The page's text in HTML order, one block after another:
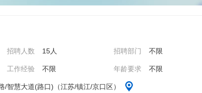
招聘人数 15人 招聘部门 不限
工作经验 不限 年龄要求 不限
/智慧大道(路口)（江苏/镇江/京口区）